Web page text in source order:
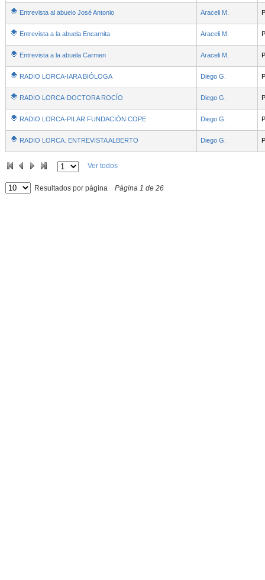
Entrevista al abuelo José Antonio Araceli M.
Entrevista a la abuela Encarnita Araceli M.
Entrevista a la abuela Carmen Araceli M.
RADIO LORCA-IARA BIÓLOGA Diego G.
RADIO LORCA-DOCTORA ROCÍO Diego G.
RADIO LORCA-PILAR FUNDACIÓN COPE Diego G.
RADIO LORCA. ENTREVISTA ALBERTO Diego G.
Ver todos
Resultados por página Página 1 de 26